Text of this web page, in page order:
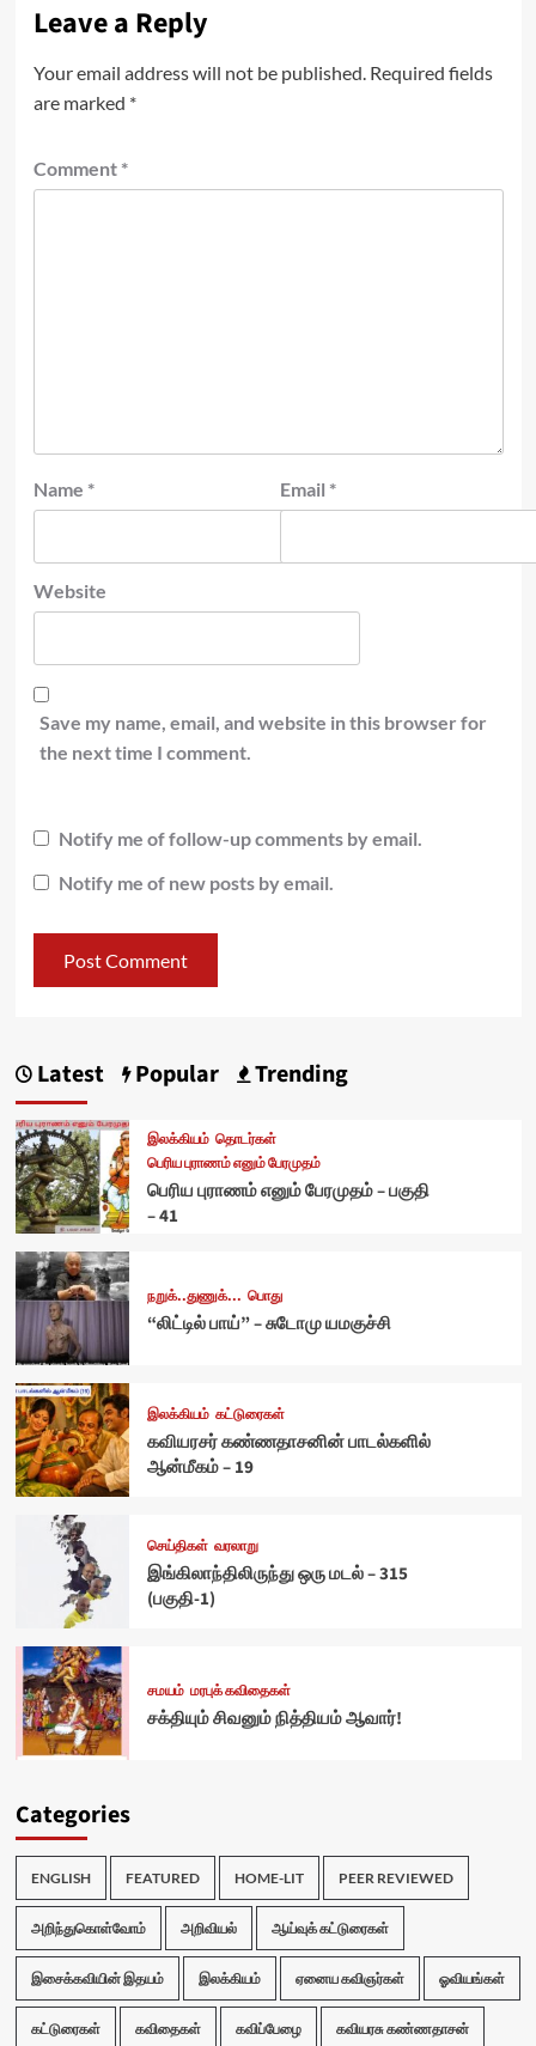
Leave a Reply
Your email address will not be published. Required fields
are marked *
Comment *
Name * Email *
Website
Save my name, email, and website in this browser for
the next time I comment.
Notify me of follow-up comments by email.
Notify me of new posts by email.
Latest Popular Trending
இலக்கியம் தொடர்கள்
பெரிய புராணம் எனும் பேரமுதம்
பெரிய புராணம் எனும் பேரமுதம் – பகுதி
– 41
நறுக்..துணுக்... பொது
“லிட்டில் பாய்” – சுடோமு யமகுச்சி
இலக்கியம் கட்டுரைகள்
கவியரசர் கண்ணதாசனின் பாடல்களில்
ஆன்மீகம் – 19
செய்திகள் வரலாறு
இங்கிலாந்திலிருந்து ஒரு மடல் – 315
(பகுதி-1)
சமயம் மரபுக் கவிதைகள்
சக்தியும் சிவனும் நித்தியம் ஆவார்!
Categories
ENGLISH FEATURED HOME-LIT PEER REVIEWED
அறிந்துகொள்வோம் அறிவியல் ஆய்வுக் கட்டுரைகள்
இசைக்கவியின் இதயம் இலக்கியம் ஏனைய கவிஞர்கள் ஓவியங்கள்
கட்டுரைகள் கவிதைகள் கவிப்பேழை கவியரசு கண்ணதாசன்